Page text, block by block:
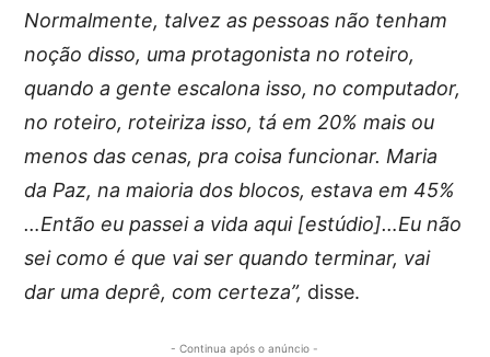
Normalmente, talvez as pessoas não tenham
noção disso, uma protagonista no roteiro,
quando a gente escalona isso, no computador,
no roteiro, roteiriza isso, tá em 20% mais ou
menos das cenas, pra coisa funcionar. Maria
da Paz, na maioria dos blocos, estava em 45%
…Então eu passei a vida aqui [estúdio]…Eu não
sei como é que vai ser quando terminar, vai
dar uma deprê, com certeza”, disse.
- Continua após o anúncio -